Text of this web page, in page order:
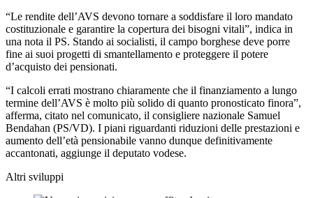
“Le rendite dell’AVS devono tornare a soddisfare il loro mandato
costituzionale e garantire la copertura dei bisogni vitali”, indica in
una nota il PS. Stando ai socialisti, il campo borghese deve porre
fine ai suoi progetti di smantellamento e proteggere il potere
d’acquisto dei pensionati.
“I calcoli errati mostrano chiaramente che il finanziamento a lungo
termine dell’AVS è molto più solido di quanto pronosticato finora”,
afferma, citato nel comunicato, il consigliere nazionale Samuel
Bendahan (PS/VD). I piani riguardanti riduzioni delle prestazioni e
aumento dell’età pensionabile vanno dunque definitivamente
accantonati, aggiunge il deputato vodese.
Altri sviluppi